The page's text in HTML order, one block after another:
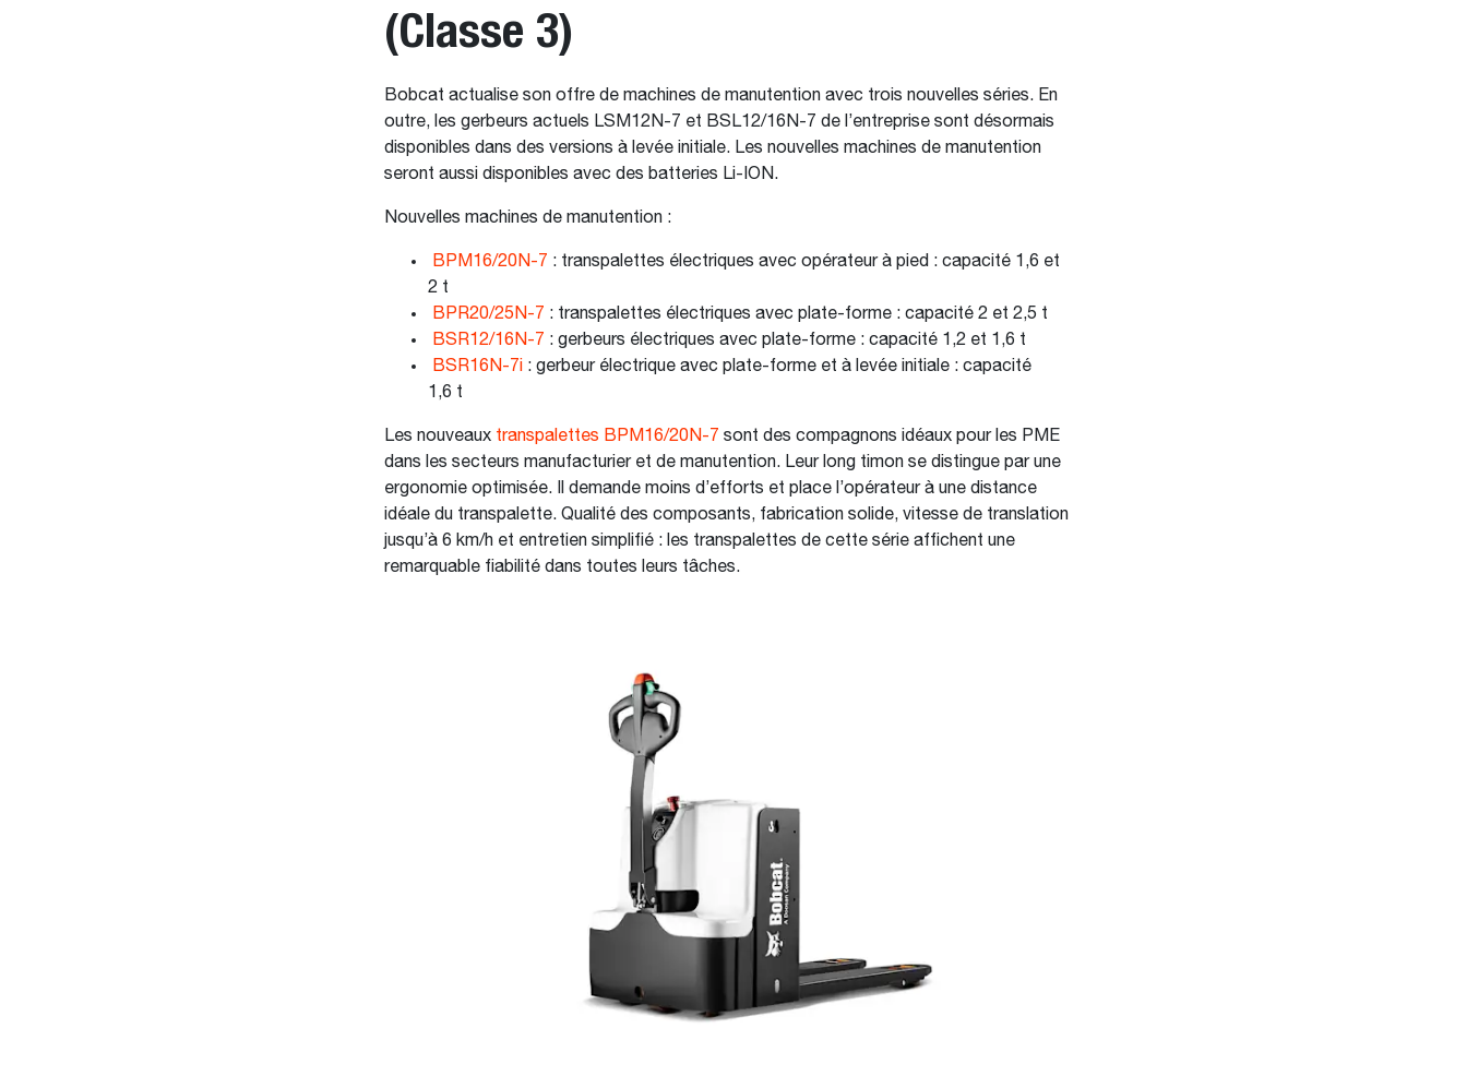
(Classe 3)
Bobcat actualise son offre de machines de manutention avec trois nouvelles séries. En
outre, les gerbeurs actuels LSM12N-7 et BSL12/16N-7 de l’entreprise sont désormais
disponibles dans des versions à levée initiale. Les nouvelles machines de manutention
seront aussi disponibles avec des batteries Li-ION.
Nouvelles machines de manutention :
BPM16/20N-7 : transpalettes électriques avec opérateur à pied : capacité 1,6 et
2 t
BPR20/25N-7 : transpalettes électriques avec plate-forme : capacité 2 et 2,5 t
BSR12/16N-7 : gerbeurs électriques avec plate-forme : capacité 1,2 et 1,6 t
BSR16N-7i: gerbeur électrique avec plate-forme et à levée initiale : capacité
1,6 t
Les nouveaux transpalettes BPM16/20N-7 sont des compagnons idéaux pour les PME
dans les secteurs manufacturier et de manutention. Leur long timon se distingue par une
ergonomie optimisée. Il demande moins d’efforts et place l’opérateur à une distance
idéale du transpalette. Qualité des composants, fabrication solide, vitesse de translation
jusqu’à 6 km/h et entretien simplifié : les transpalettes de cette série affichent une
remarquable fiabilité dans toutes leurs tâches.